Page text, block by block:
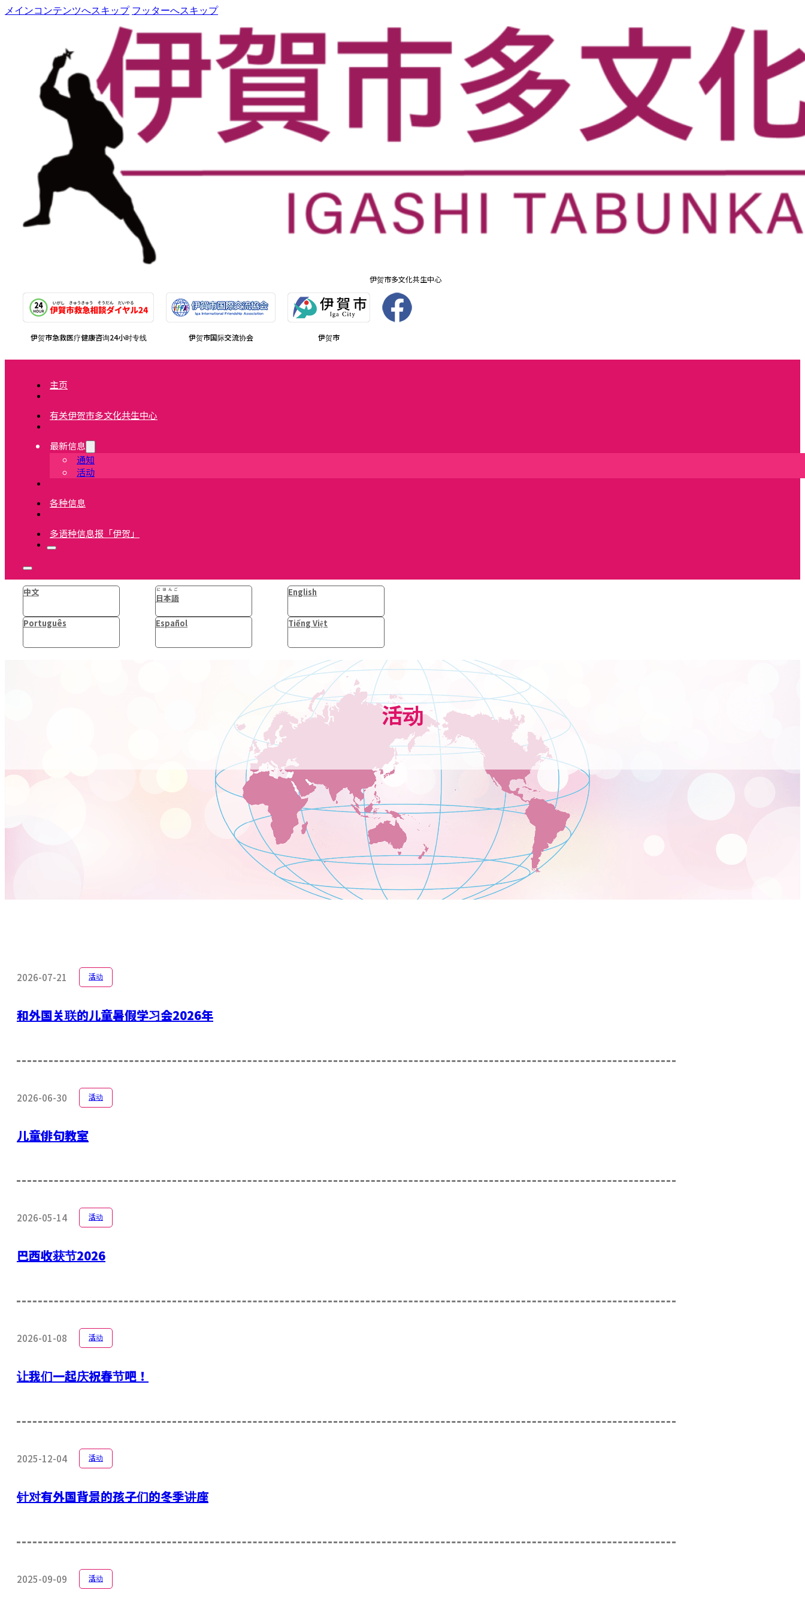
メインコンテンツへスキップ フッターへスキップ
伊贺市多文化共生中心
伊贺市急救医疗健康咨询24小时专线 伊贺市国际交流协会 伊贺市
主页
有关伊贺市多文化共生中心
最新信息
通知
活动
各种信息
多语种信息报「伊贺」
中文
日本語
にほんご English
Português Español Tiếng Việt
活动
2026-07-21 活动
和外国关联的儿童暑假学习会2026年
2026-06-30 活动
儿童俳句教室
2026-05-14 活动
巴西收获节2026
2026-01-08 活动
让我们一起庆祝春节吧！
2025-12-04 活动
针对有外国背景的孩子们的冬季讲座
2025-09-09 活动